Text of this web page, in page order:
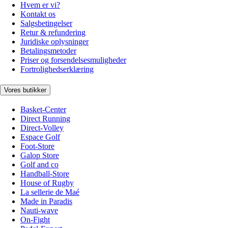
Hvem er vi?
Kontakt os
Salgsbetingelser
Retur & refundering
Juridiske oplysninger
Betalingsmetoder
Priser og forsendelsesmuligheder
Fortrolighedserklæring
Vores butikker
Basket-Center
Direct Running
Direct-Volley
Espace Golf
Foot-Store
Galop Store
Golf and co
Handball-Store
House of Rugby
La sellerie de Maé
Made in Paradis
Nauti-wave
On-Fight